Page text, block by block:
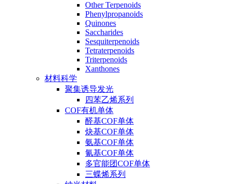
Other Terpenoids
Phenylpropanoids
Quinones
Saccharides
Sesquiterpenoids
Tetraterpenoids
Triterpenoids
Xanthones
材料科学
聚集诱导发光
四苯乙烯系列
COF有机单体
醛基COF单体
炔基COF单体
氨基COF单体
氰基COF单体
多官能团COF单体
三蝶烯系列